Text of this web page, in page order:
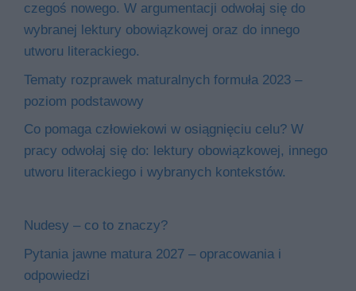
czegoś nowego. W argumentacji odwołaj się do
wybranej lektury obowiązkowej oraz do innego
utworu literackiego.
Tematy rozprawek maturalnych formuła 2023 –
poziom podstawowy
Co pomaga człowiekowi w osiągnięciu celu? W
pracy odwołaj się do: lektury obowiązkowej, innego
utworu literackiego i wybranych kontekstów.
Nudesy – co to znaczy?
Pytania jawne matura 2027 – opracowania i
odpowiedzi